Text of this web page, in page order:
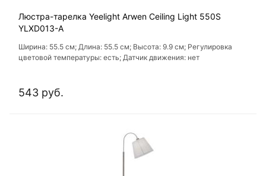
Люстра-тарелка Yeelight Arwen Ceiling Light 550S
YLXD013-A
Ширина: 55.5 см; Длина: 55.5 см; Высота: 9.9 см; Регулировка
цветовой температуры: есть; Датчик движения: нет
543 руб.